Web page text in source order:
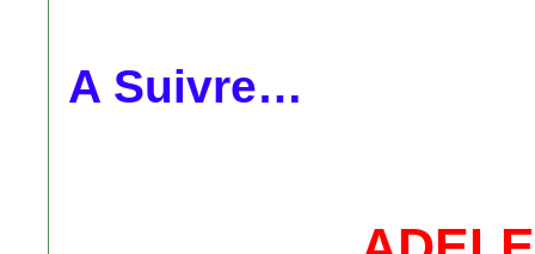
A Suivre…